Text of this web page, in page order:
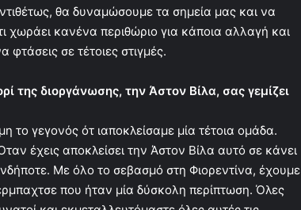
θα δυναμώσουμε τα σημεία μας και να
χωράει κανένα περιθώριο για κάποια αλλαγή και
φτάσεις σε τέτοιες στιγμές.
της διοργάνωσης, την Άστον Βίλα, σας γεμίζει
το γεγονός ότ ιαποκλείσαμε μία τέτοια ομάδα.
έχεις αποκλείσει την Άστον Βίλα αυτό σε κάνει
Με όλο το σεβασμό στη Φιορεντίνα, έχουμε
που ήταν μία δύσκολη περίπτωση. Όλες